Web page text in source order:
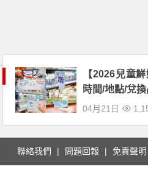
【2026兒童
時間/地點/兌
04月21日
聯絡我們 問題回報 免責聲明